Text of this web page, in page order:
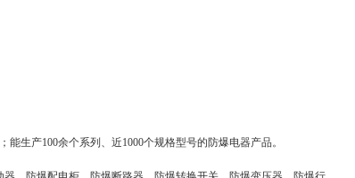
生产100余个系列、近1000个规格型号的防爆电器产品。